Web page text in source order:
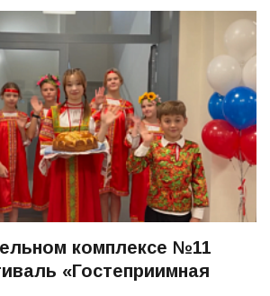
комплексе №11
«Гостеприимная